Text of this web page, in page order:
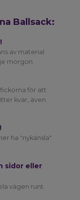
Ballsack:
av material
morgon.
för att
kvar, även
ha "nykänsla"
sidor eller
vägen runt.